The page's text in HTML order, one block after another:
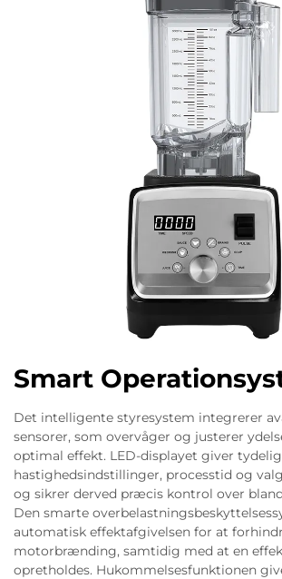
Smart
Det intelligente styresystem integrerer
sensorer, som overvåger og justerer
optimal effekt. LED-displayet giver
hastighedsindstillinger, processtid og
og sikrer derved præcis kontrol over
Den smarte
automatisk effektafgivelsen for at
motorbrænding, samtidig med at en
opretholdes. Hukommelsesfunktionen